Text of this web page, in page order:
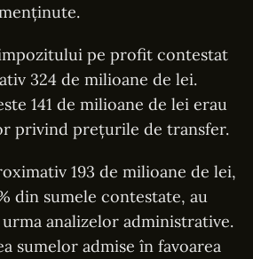
pe profit contestat
324 de milioane de lei.
141 de milioane de lei erau
privind prețurile de transfer.
193 de milioane de lei,
din sumele contestate, au
analizelor administrative.
sumelor admise în favoarea